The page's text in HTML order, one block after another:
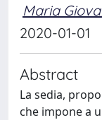
Maria
2020-01-01
Abstract
La sedia,
che impone a